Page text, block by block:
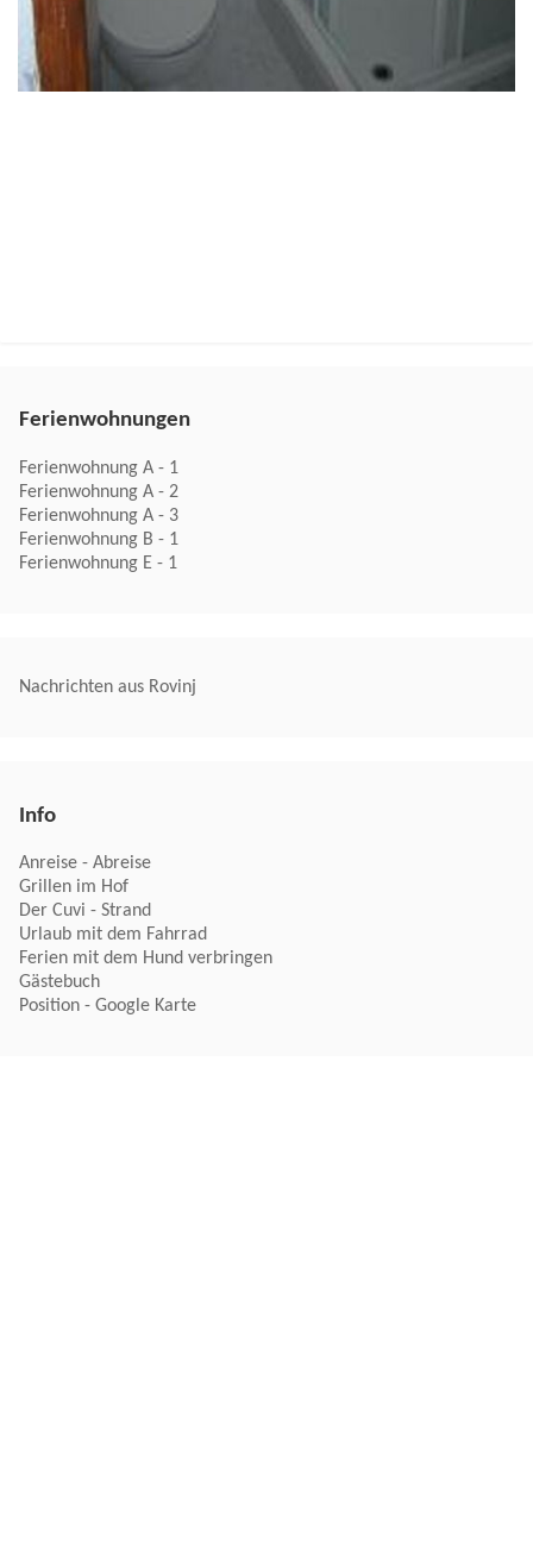
Ferienwohnungen
Ferienwohnung A - 1
Ferienwohnung A - 2
Ferienwohnung A - 3
Ferienwohnung B - 1
Ferienwohnung E - 1
Nachrichten aus Rovinj
Info
Anreise - Abreise
Grillen im Hof
Der Cuvi - Strand
Urlaub mit dem Fahrrad
Ferien mit dem Hund verbringen
Gästebuch
Position - Google Karte